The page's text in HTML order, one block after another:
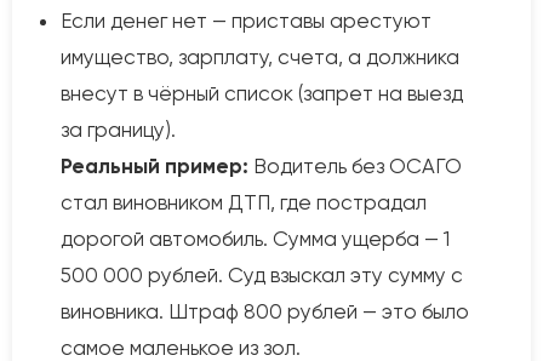
Если денег нет — приставы арестуют
имущество, зарплату, счета, а должника
внесут в чёрный список (запрет на выезд
за границу).
Реальный пример: Водитель без ОСАГО
стал виновником ДТП, где пострадал
дорогой автомобиль. Сумма ущерба — 1
500 000 рублей. Суд взыскал эту сумму с
виновника. Штраф 800 рублей — это было
самое маленькое из зол.